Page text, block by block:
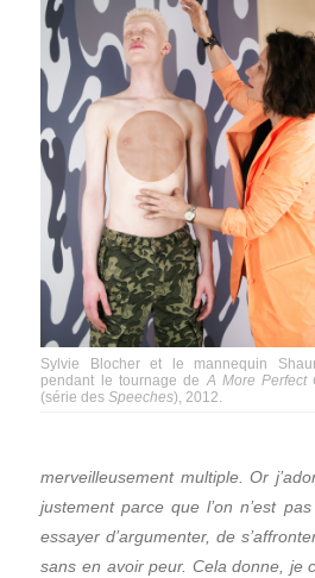
Sylvie Blocher et le mannequin
pendant le tournage de A More Perfect
(série desSpeeches), 2012.
merveilleusement multiple. Or
justement parce que l’on n’est
essayer d’argumenter, de
sans en avoir peur. Cela donne, je